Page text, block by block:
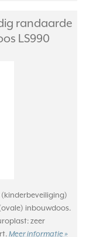
randaarde
LS990
inbouwdoos.
zeer
Meer informatie »